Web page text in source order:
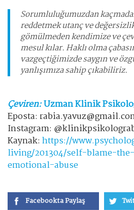
Sorumluluğumuzdan
reddetmek utanç ve
gömülmeden kendimize ve
mesul kılar. Haklı olma
vazgeçtiğimizde saygın ve
yanlışımıza sahip çıkabiliriz.
Çeviren:Uzman Klinik
Eposta:
Instagram:
Kaynak: https://
living/201304/self-blame-
emotional-abuse
Facebookta Paylaş